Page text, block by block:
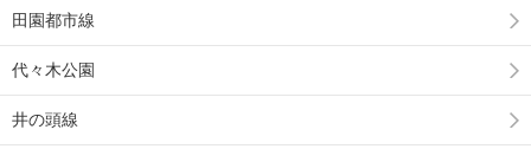
田園都市線
代々木公園
井の頭線